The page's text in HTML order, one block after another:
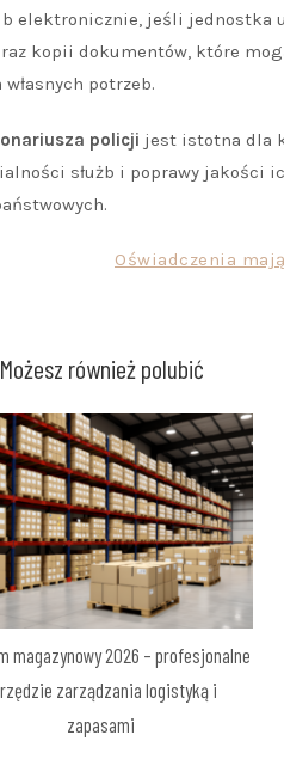
elektronicznie, jeśli jednostka
kopii dokumentów, które
potrzeb.
policji jest istotna dla
służb i poprawy jakości
Oświadczenia
Możesz również polubić
magazynowy 2026 – profesjonalne
zarządzania logistyką i
zapasami